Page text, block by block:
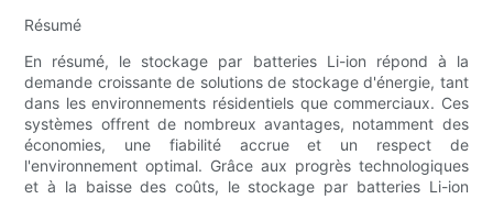
Résumé
En résumé, le stockage par batteries Li-ion répond à la
demande croissante de solutions de stockage d'énergie, tant
dans les environnements résidentiels que commerciaux. Ces
systèmes offrent de nombreux avantages, notamment des
économies, une fiabilité accrue et un respect de
l'environnement optimal. Grâce aux progrès technologiques
et à la baisse des coûts, le stockage par batteries Li-ion